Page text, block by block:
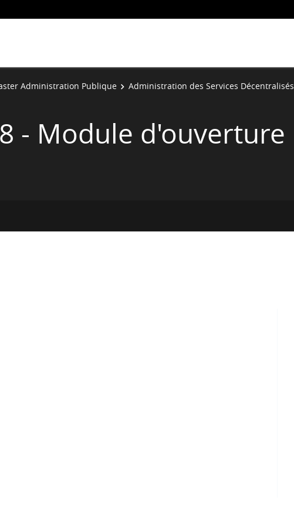
Administration Publique Administration des Services Décentralisés
- Module d'ouverture